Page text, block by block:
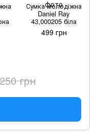
Сумка молодіжна
Daniel Ray
43,000205 біла
499 грн
грн